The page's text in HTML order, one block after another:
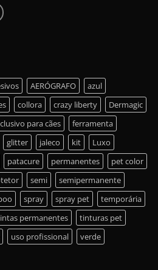
AERÓGRAFO
azul
collora crazy liberty
Dermagic
para cães
ferramenta
glitter jaleco kit
Luxo
patacure permanentes
pet color
semi
semipermanente
spray spray pet
temporária
permanentes
tinturas pet
uso profissional verde